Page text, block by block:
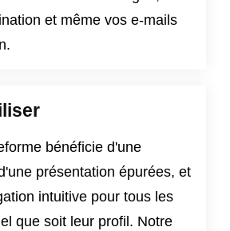
et même vos e-mails
bénéficie d'une
présentation épurées, et
intuitive pour tous les
que soit leur profil. Notre